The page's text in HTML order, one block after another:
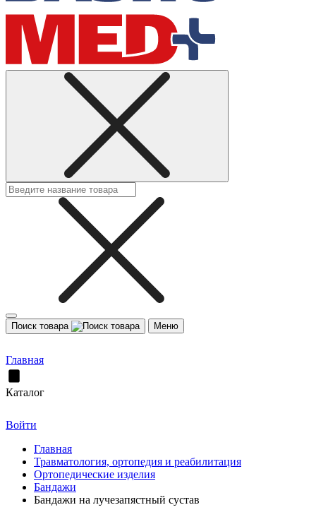
Поиск товара Меню
Главная
Каталог
Войти
Главная
Травматология, ортопедия и реабилитация
Ортопедические изделия
Бандажи
Бандажи на лучезапястный сустав